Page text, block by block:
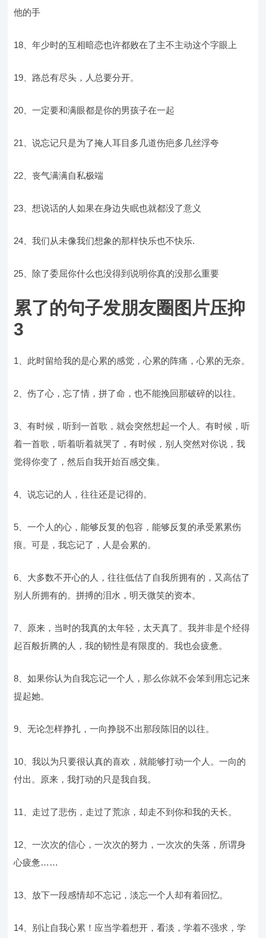
他的手
18、年少时的互相暗恋也许都败在了主不主动这个字眼上
19、路总有尽头，人总要分开。
20、一定要和满眼都是你的男孩子在一起
21、说忘记只是为了掩人耳目多几道伤疤多几丝浮夸
22、丧气满满自私极端
23、想说话的人如果在身边失眠也就都没了意义
24、我们从未像我们想象的那样快乐也不快乐.
25、除了委屈你什么也没得到说明你真的没那么重要
累了的句子发朋友圈图片压抑
3
1、此时留给我的是心累的感觉，心累的阵痛，心累的无奈。
2、伤了心，忘了情，拼了命，也不能挽回那破碎的以往。
3、有时候，听到一首歌，就会突然想起一个人。有时候，听
着一首歌，听着听着就哭了，有时候，别人突然对你说，我
觉得你变了，然后自我开始百感交集。
4、说忘记的人，往往还是记得的。
5、一个人的心，能够反复的包容，能够反复的承受累累伤
痕。可是，我忘记了，人是会累的。
6、大多数不开心的人，往往低估了自我所拥有的，又高估了
别人所拥有的。拼搏的泪水，明天微笑的资本。
7、原来，当时的我真的太年轻，太天真了。我并非是个经得
起百般折腾的人，我的韧性是有限度的。我也会疲惫。
8、如果你认为自我忘记一个人，那么你就不会笨到用忘记来
提起她。
9、无论怎样挣扎，一向挣脱不出那段陈旧的以往。
10、我以为只要很认真的喜欢，就能够打动一个人。一向的
付出。原来，我打动的只是我自我。
11、走过了悲伤，走过了荒凉，却走不到你和我的天长。
12、一次次的信心，一次次的努力，一次次的失落，所谓身
心疲惫……
13、放下一段感情却不忘记，淡忘一个人却有着回忆。
14、别让自我心累！应当学着想开，看淡，学着不强求，学